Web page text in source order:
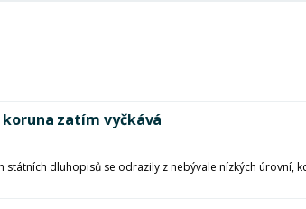
koruna zatím vyčkává
dluhopisů se odrazily z nebývale nízkých úrovní,